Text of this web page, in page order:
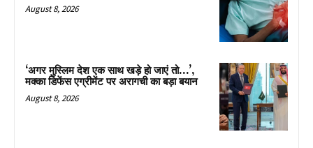
August 8, 2026
‘अगर मुस्लिम देश एक साथ खड़े हो जाएं तो…’,
मक्का डिफेंस एग्रीमेंट पर अरागची का बड़ा बयान
August 8, 2026